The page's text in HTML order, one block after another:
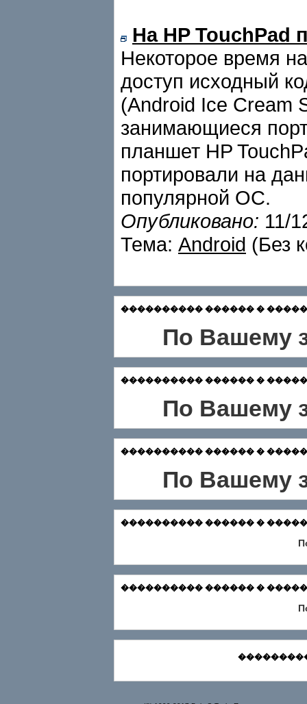
На HP TouchPad
Некоторое время
доступ исходный
(Android Ice Cream
занимающиеся
планшет HP
портировали на
популярной ОС.
Опубликовано: 11/
Тема: Android (Без
���������� ������ � �������
По Вашему
���������� ������ � �������
По Вашему
���������� ������ � �������
По Вашему
���������� ������ � �������
���������� ������ �